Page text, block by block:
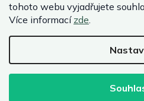
tohoto webu vyjadřujete
Více informací zde.
Infolinka je z technických příčin